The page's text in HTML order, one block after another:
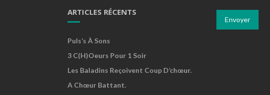
ARTICLES RÉCENTS
Puls’s À Sons
3 C(h)oeurs Pour 1 Soir
Les Baladins Reçoivent Coup D’chœur.
A Chœur Battant.